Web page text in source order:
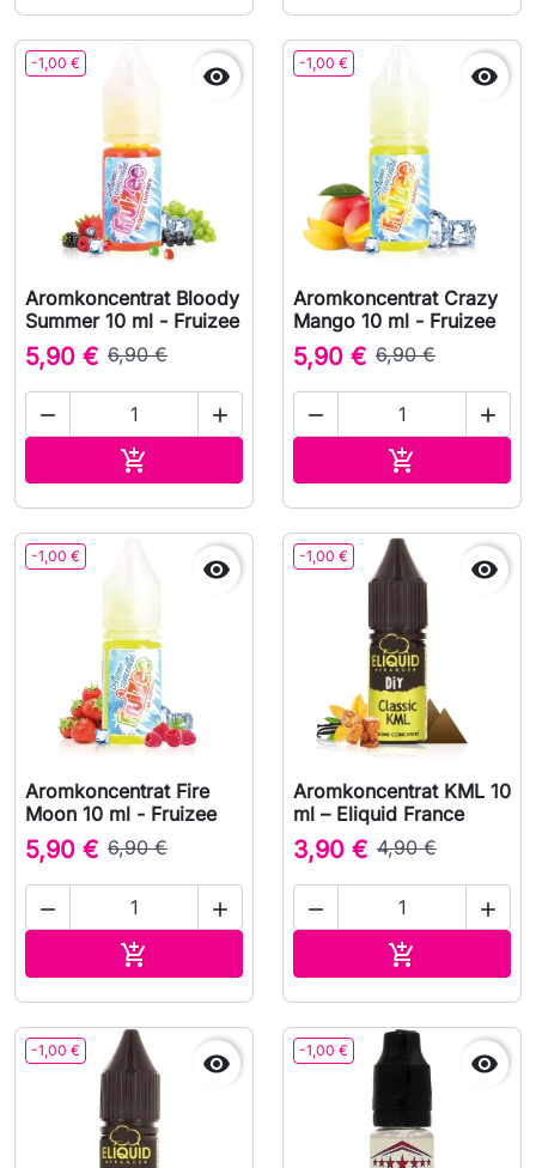
-1,00 € 
Aromkoncentrat Bloody
Summer 10 ml - Fruizee
5,90 € 6,90 €
 

-1,00 € 
Aromkoncentrat Crazy
Mango 10 ml - Fruizee
5,90 € 6,90 €
 

-1,00 € 
Aromkoncentrat Fire
Moon 10 ml - Fruizee
5,90 € 6,90 €
 

-1,00 € 
Aromkoncentrat KML 10
ml – Eliquid France
3,90 € 4,90 €
 

-1,00 €  -1,00 € 